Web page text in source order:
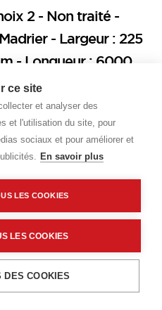
ce site
et analyser des
et l'utilisation du site, pour
sociaux et pour améliorer et
En savoir plus
LES COOKIES
LES COOKIES
DES COOKIES
2 - Non traité -
- Largeur : 225
- Longueur : 6000
panier